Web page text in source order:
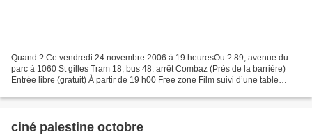
Quand ? Ce vendredi 24 novembre 2006 à 19 heuresOu ? 89, avenue du
parc à 1060 St gilles Tram 18, bus 48. arrêt Combaz (Près de la barrière)
Entrée libre (gratuit) À partir de 19 h00 Free zone Film suivi d’une table
ciné palestine octobre